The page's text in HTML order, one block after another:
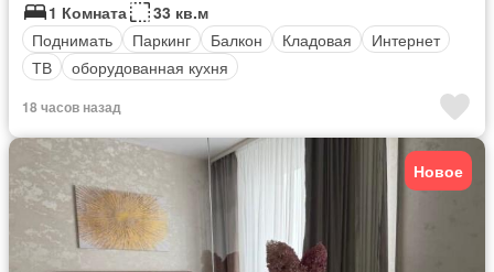
1 Комната
33 кв.м
Поднимать
Паркинг Балкон Кладовая
Интернет
ТВ
оборудованная кухня
18 часов назад
Новое